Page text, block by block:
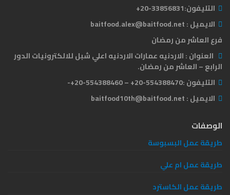
التليفون:33856831-20+
الايميل :baitfood.alex@baitfood.net
فرع العاشر من رمضان
العنوان :الاردنيه عمارات الاردنيه اعلي شبل للالكترونيات الدور
الرابع – العاشر من رمضان.
التليفون :554388470-20+ – 554388460-20+-
الايميل :baitfood10th@baitfood.net
الوصفات
طريقة عمل البسبوسة
طريقة عمل ام علي
طريقة عمل الكاسترد